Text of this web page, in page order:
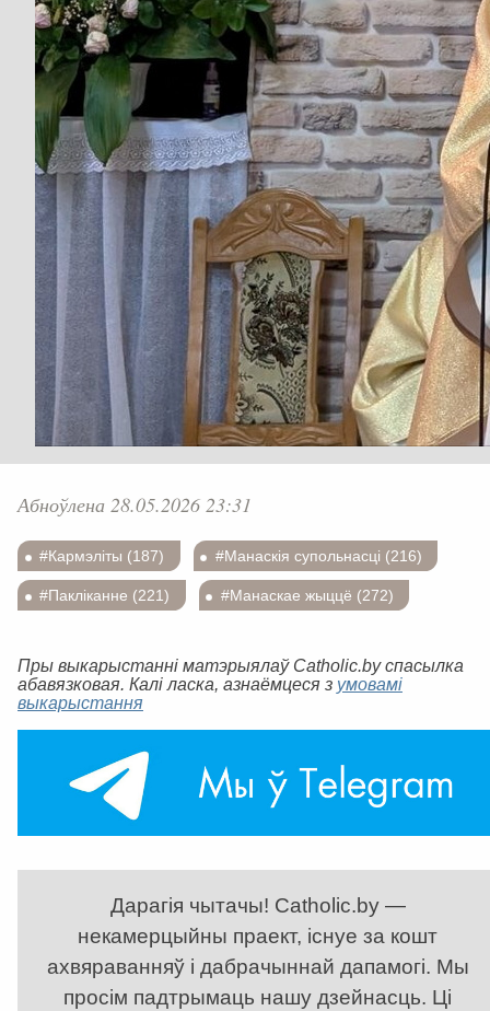
Абноўлена 28.05.2026 23:31
#Кармэліты (187) #Манаскія супольнасці (216)
#Пакліканне (221) #Манаскае жыццё (272)
Пры выкарыстанні матэрыялаў Catholic.by спасылка
абавязковая. Калі ласка, азнаёмцеся з умовамі
выкарыстання
Дарагія чытачы! Catholic.by —
некамерцыйны праект, існуе за кошт
ахвяраванняў і дабрачыннай дапамогі. Мы
просім падтрымаць нашу дзейнасць. Ці